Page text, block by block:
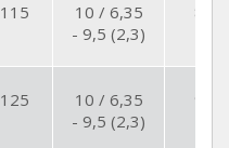
115
10 / 6,35
- 9,5 (2,3)
8
125
10 / 6,35
- 9,5 (2,3)
9